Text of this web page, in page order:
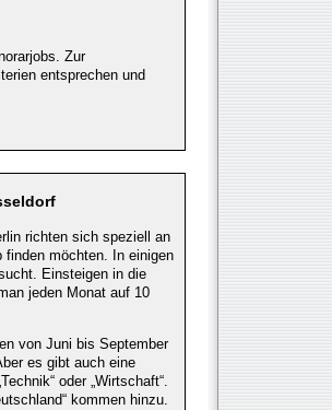
Zur
entsprechen und
richten sich speziell an
finden möchten. In einigen
Einsteigen in die
jeden Monat auf 10
von Juni bis September
es gibt auch eine
oder „Wirtschaft“.
kommen hinzu.